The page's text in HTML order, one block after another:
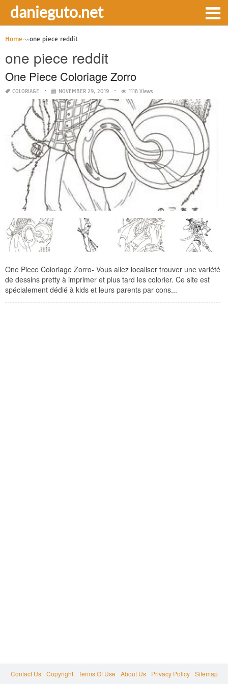
danieguto.net
Home one piece reddit
one piece reddit
One Piece Coloriage Zorro
COLORIAGE NOVEMBER 29, 2019 1118 Views
One Piece Coloriage Zorro- Vous allez localiser trouver une variété
de dessins pretty à imprimer et plus tard les colorier. Ce site est
spécialement dédié à kids et leurs parents par cons...
Contact Us Copyright Terms Of Use About Us Privacy Policy
Sitemap